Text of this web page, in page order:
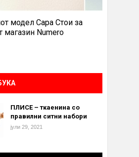
модел Сара Стои за
магазин Numero
ПЛИСЕ – ткаенина со
правилни ситни набори
јули 29, 2021